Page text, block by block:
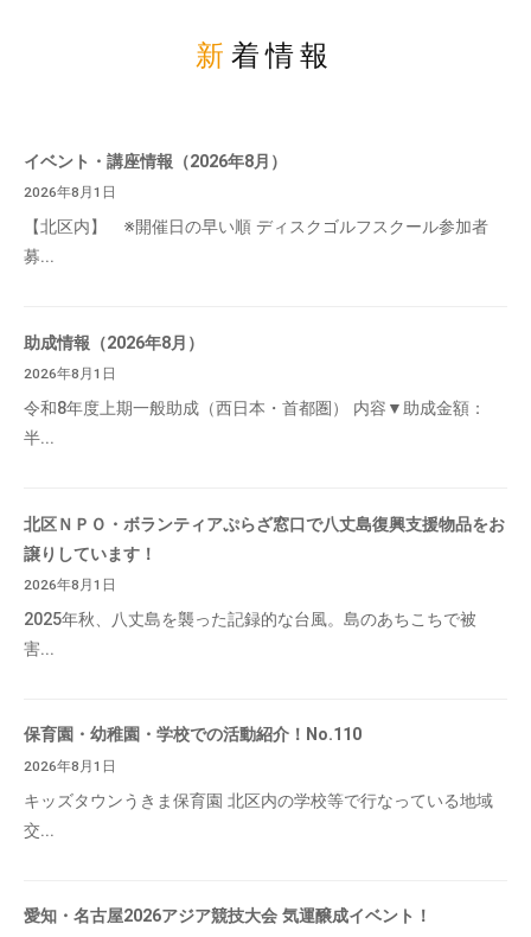
新着情報
イベント・講座情報（2026年8月）
2026年8月1日
【北区内】 ※開催日の早い順 ディスクゴルフスクール参加者
募...
助成情報（2026年8月）
2026年8月1日
令和8年度上期一般助成（西日本・首都圏） 内容▼助成金額：
半...
北区ＮＰＯ・ボランティアぷらざ窓口で八丈島復興支援物品をお
譲りしています！
2026年8月1日
2025年秋、八丈島を襲った記録的な台風。島のあちこちで被
害...
保育園・幼稚園・学校での活動紹介！No.110
2026年8月1日
キッズタウンうきま保育園 北区内の学校等で行なっている地域
交...
愛知・名古屋2026アジア競技大会 気運醸成イベント！